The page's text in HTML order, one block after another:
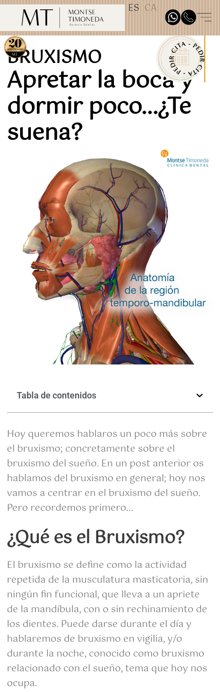
TEST31887 ES CA
BRUXISMO
Apretar la boca y
dormir poco…¿Te
suena?
Tabla de contenidos
Hoy queremos hablaros un poco más sobre
el bruxismo; concretamente sobre el
bruxismo del sueño. En un post anterior os
hablamos del bruxismo en general; hoy nos
vamos a centrar en el bruxismo del sueño.
Pero recordemos primero…
¿Qué es el Bruxismo?
El bruxismo se define como la actividad
repetida de la musculatura masticatoria, sin
ningún fin funcional, que lleva a un apriete
de la mandíbula, con o sin rechinamiento de
los dientes. Puede darse durante el día y
hablaremos de bruxismo en vigilia, y/o
durante la noche, conocido como bruxismo
relacionado con el sueño, tema que hoy nos
ocupa.